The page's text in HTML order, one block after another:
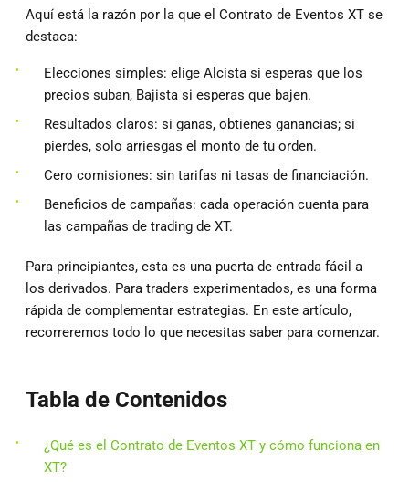
Aquí está la razón por la que el Contrato de Eventos XT se
destaca:
Elecciones simples: elige Alcista si esperas que los
precios suban, Bajista si esperas que bajen.
Resultados claros: si ganas, obtienes ganancias; si
pierdes, solo arriesgas el monto de tu orden.
Cero comisiones: sin tarifas ni tasas de financiación.
Beneficios de campañas: cada operación cuenta para
las campañas de trading de XT.
Para principiantes, esta es una puerta de entrada fácil a
los derivados. Para traders experimentados, es una forma
rápida de complementar estrategias. En este artículo,
recorreremos todo lo que necesitas saber para comenzar.
Tabla de Contenidos
¿Qué es el Contrato de Eventos XT y cómo funciona en
XT?